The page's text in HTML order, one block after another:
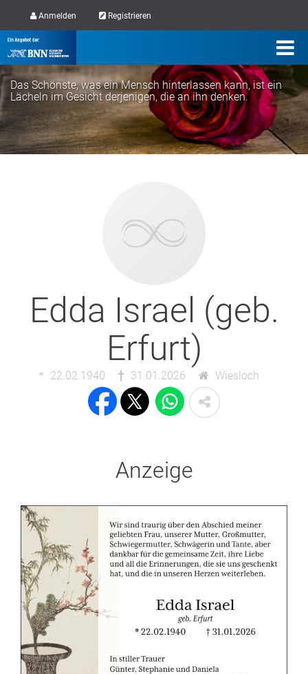
Anmelden Registrieren
Das Schönste, was ein Mensch hinterlassen kann, ist ein
Lächeln im Gesicht derjenigen, die an ihn denken.
Edda Israel (geb.
Erfurt)
22.02.1940 31.01.2026 Wiesloch
Anzeige